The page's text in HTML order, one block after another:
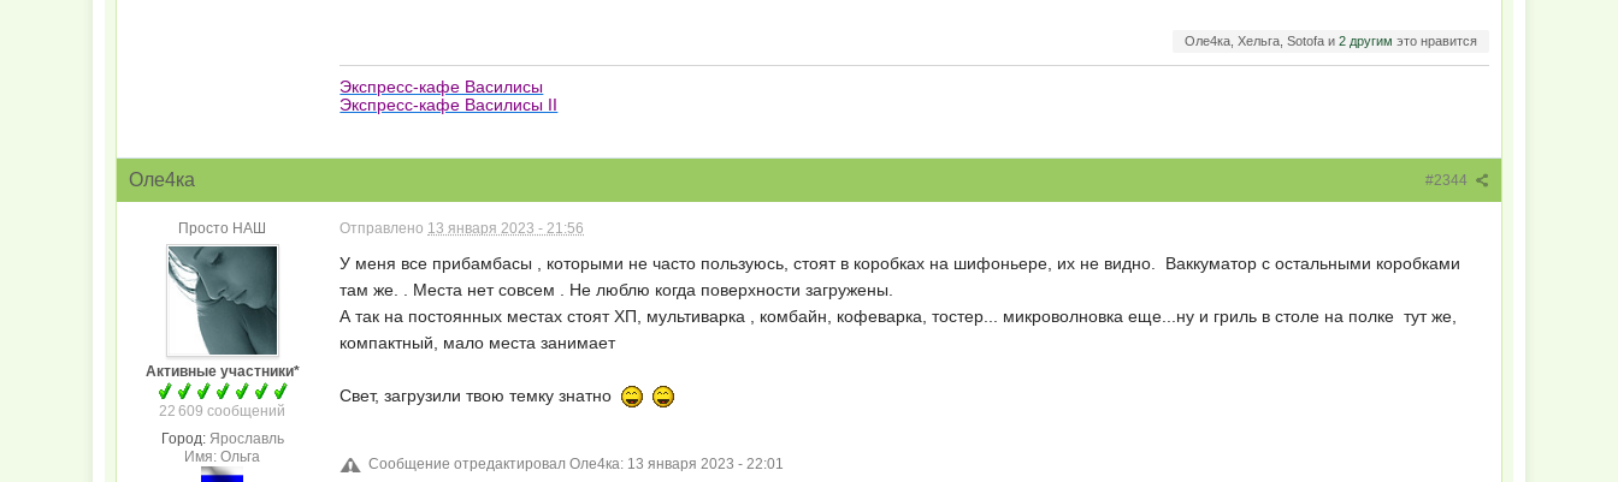
Оле4ка, Хельга, Sotofa и 2 другим это нравится
Экспресс-кафе Василисы
Экспресс-кафе Василисы II
#2344
Оле4ка
Просто НАШ
Активные участники*
22 609 сообщений
Город: Ярославль
Имя: Ольга
Отправлено 13 января 2023 - 21:56
У меня все прибамбасы , которыми не часто пользуюсь, стоят в коробках на шифоньере, их не видно. Ваккуматор с остальными коробками
там же. . Места нет совсем . Не люблю когда поверхности загружены.
А так на постоянных местах стоят ХП, мультиварка , комбайн, кофеварка, тостер... микроволновка еще...ну и гриль в столе на полке тут же,
компактный, мало места занимает
Свет, загрузили твою темку знатно
Сообщение отредактировал Оле4ка: 13 января 2023 - 22:01